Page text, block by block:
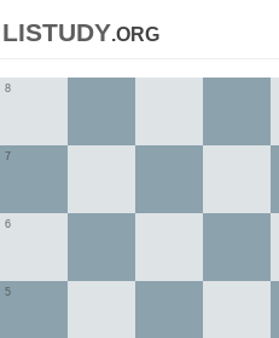
listudy.org
5
6
7
8